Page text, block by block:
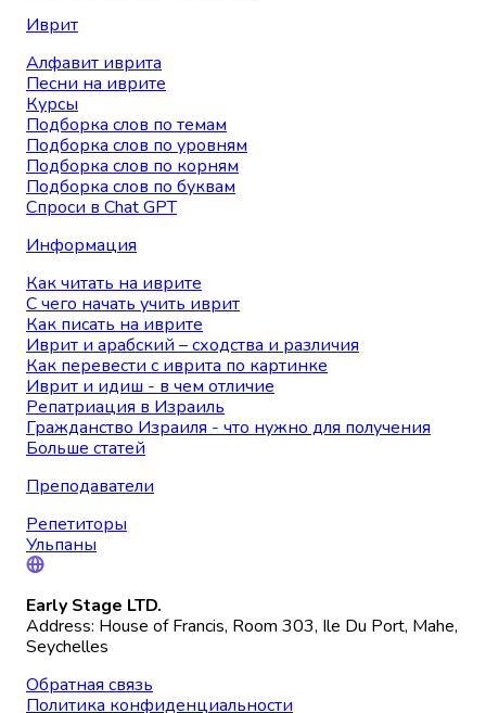
Иврит
Алфавит иврита
Песни на иврите
Курсы
Подборка слов по темам
Подборка слов по уровням
Подборка слов по корням
Подборка слов по буквам
Спроси в Chat GPT
Информация
Как читать на иврите
С чего начать учить иврит
Как писать на иврите
Иврит и арабский – сходства и различия
Как перевести с иврита по картинке
Иврит и идиш - в чем отличие
Репатриация в Израиль
Гражданство Израиля - что нужно для получения
Больше статей
Преподаватели
Репетиторы
Ульпаны
Early Stage LTD.
Address: House of Francis, Room 303, Ile Du Port, Mahe,
Seychelles
Обратная связь
Политика конфиденциальности